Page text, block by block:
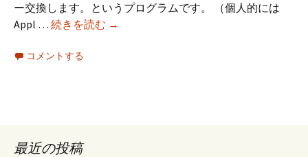
ー交換します。というプログラムです。 （個人的には
Appl … 続きを読む iPhone
→
コメントする
最近の投稿